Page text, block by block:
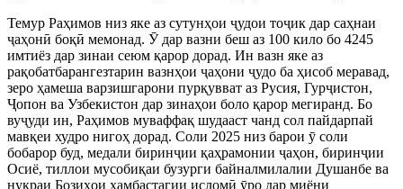
Темур Раҳимов низ яке аз сутунҳои ҷудои тоҷик дар саҳнаи
ҷаҳонӣ боқӣ мемонад. Ӯ дар вазни беш аз 100 кило бо 4245
имтиёз дар зинаи сеюм қарор дорад. Ин вазн яке аз
рақобатбарангезтарин вазнҳои ҷаҳони ҷудо ба ҳисоб меравад,
зеро ҳамеша варзишгарони пурқувват аз Русия, Гурҷистон,
Ҷопон ва Узбекистон дар зинаҳои боло қарор мегиранд. Бо
вуҷуди ин, Раҳимов муваффақ шудааст чанд сол пайдарпай
мавқеи худро нигоҳ дорад. Соли 2025 низ барои ӯ соли
бобарор буд, медали биринҷии қаҳрамонии ҷаҳон, биринҷии
Осиё, тиллои мусобиқаи бузурги байналмилалии Душанбе ва
нуқраи Бозиҳои ҳамбастагии исломӣ ӯро дар миёни